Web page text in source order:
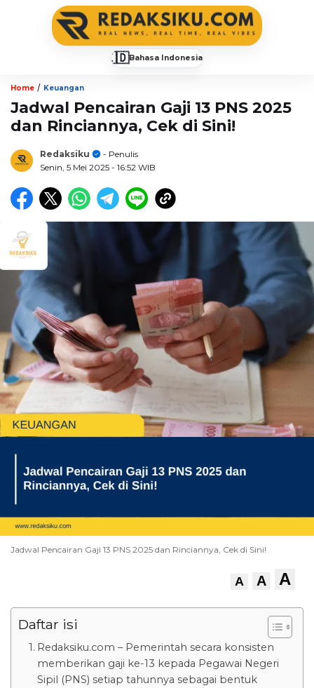
🇮🇩Bahasa Indonesia
Home / Keuangan
Jadwal Pencairan Gaji 13 PNS 2025
dan Rinciannya, Cek di Sini!
Redaksiku
- Penulis
Senin, 5 Mei 2025 - 16:52 WIB
Jadwal Pencairan Gaji 13 PNS 2025 dan Rinciannya, Cek di Sini!
A A A
Daftar isi
Redaksiku.com – Pemerintah secara konsisten
memberikan gaji ke-13 kepada Pegawai Negeri
Sipil (PNS) setiap tahunnya sebagai bentuk